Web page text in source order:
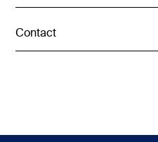
Contact